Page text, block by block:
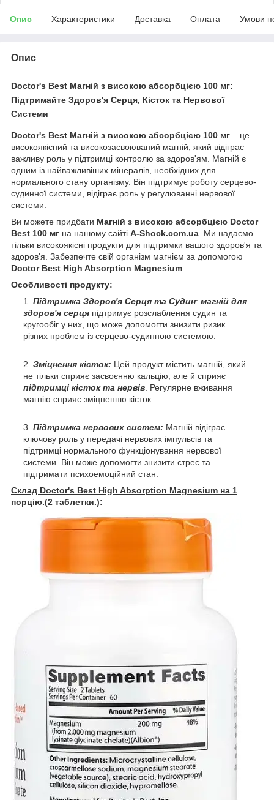
Опис Характеристики Доставка Оплата Умови
Опис
Doctor's Best Магній з високою абсорбцією 100 мг:
Підтримайте Здоров'я Серця, Кісток та Нервової
Системи
Doctor's Best Магній з високою абсорбцією 100 мг – це
високоякісний та високозасвоюваний магній, який відіграє
важливу роль у підтримці контролю за здоров'ям. Магній є
одним із найважливіших мінералів, необхідних для
нормального стану організму. Він підтримує роботу серцево-
судинної системи, відіграє роль у регулюванні нервової
системи.
Ви можете придбати Магній з високою абсорбцією Doctor
Best 100 мг на нашому сайті A-Shock.com.ua. Ми надаємо
тільки високоякісні продукти для підтримки вашого здоров'я та
здоров'я. Забезпечте свій організм магнієм за допомогою
Doctor Best High Absorption Magnesium.
Особливості продукту:
Підтримка Здоров'я Серця та Судин: магній для
здоров'я серця підтримує розслаблення судин та
кругообіг у них, що може допомогти знизити ризик
різних проблем із серцево-судинною системою.
Зміцнення кісток: Цей продукт містить магній, який
не тільки сприяє засвоєнню кальцію, але й сприяє
підтримці кісток та нервів. Регулярне вживання
магнію сприяє зміцненню кісток.
Підтримка нервових систем: Магній відіграє
ключову роль у передачі нервових імпульсів та
підтримці нормального функціонування нервової
системи. Він може допомогти знизити стрес та
підтримати психоемоційний стан.
Склад Doctor's Best High Absorption Magnesium на 1
порцію.(2 таблетки.):